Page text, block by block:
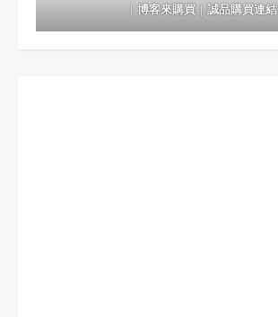
｜博客來購買｜誠品購買連結